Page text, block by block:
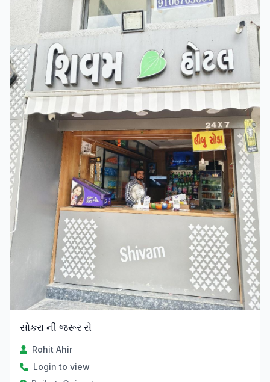
સોકરા ની જરૂર સે
Rohit Ahir
Login to view